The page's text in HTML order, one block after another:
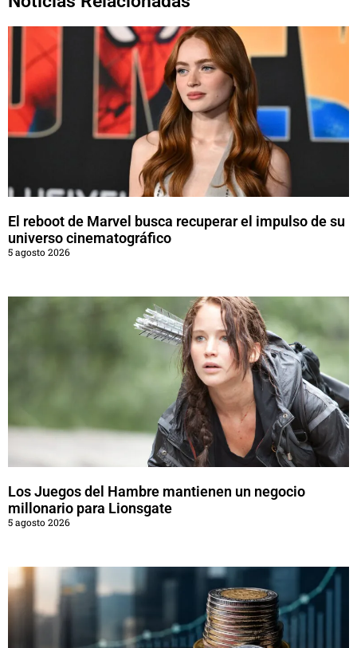
El reboot de Marvel busca recuperar el impulso de su
universo cinematográfico
5 agosto 2026
Los Juegos del Hambre mantienen un negocio
millonario para Lionsgate
5 agosto 2026